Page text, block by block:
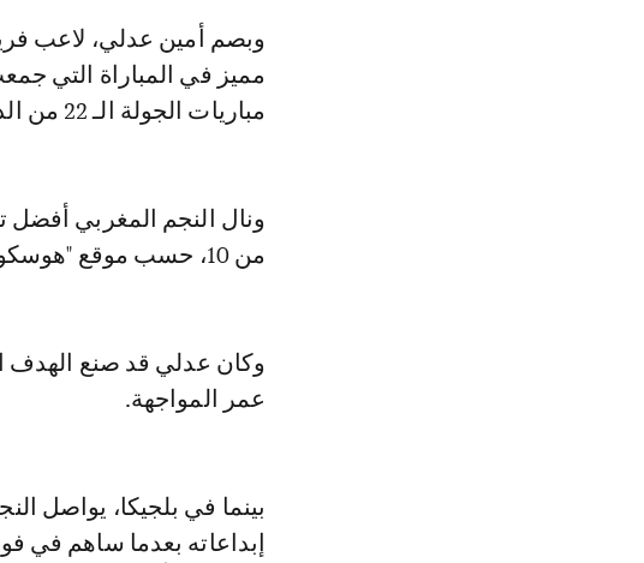
وبصم أمين عدلي، لاعب
مميز في المباراة التي
مباريات الجولة الـ 22 من الدوري الألماني الممتاز.
من 10، حسب موقع "هوسكورد" المتخصص في الأرقام وإحصائيات اللاعبين.
عمر المواجهة.
بينما في بلجيكا، يواصل
إبداعاته بعدما ساهم في